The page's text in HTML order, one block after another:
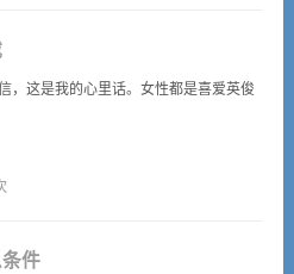
，这是我的心里话。女性都是喜爱英俊
件